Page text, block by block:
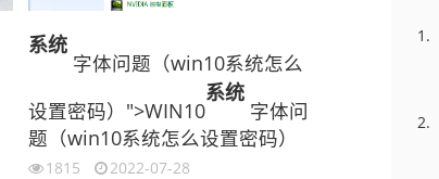
系统
字体问题（win10系统怎么
设置密码）">WIN10
系统
字体问
题（win10系统怎么设置密码）
1815 2022-07-28